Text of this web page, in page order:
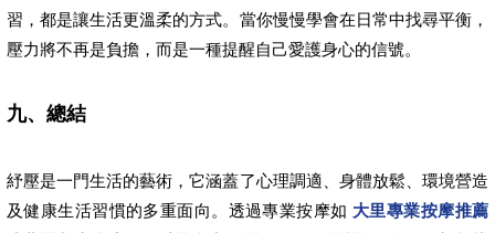
習，都是讓生活更溫柔的方式。當你慢慢學會在日常中找尋平衡，
壓力將不再是負擔，而是一種提醒自己愛護身心的信號。
九、總結
紓壓是一門生活的藝術，它涵蓋了心理調適、身體放鬆、環境營造
及健康生活習慣的多重面向。透過專業按摩如 大里專業按摩推薦